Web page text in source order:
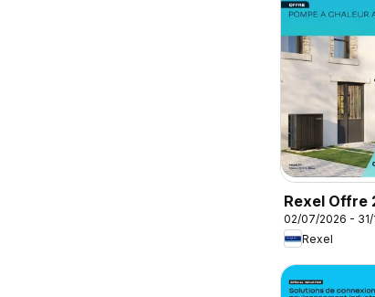
Rexel Offre
02/07/2026 - 31/
Rexel